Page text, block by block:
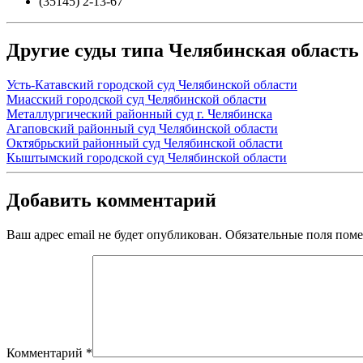
Другие суды типа Челябинская область
Усть-Катавский городской суд Челябинской области
Миасский городской суд Челябинской области
Металлургический районный суд г. Челябинска
Агаповский районный суд Челябинской области
Октябрьский районный суд Челябинской области
Кыштымский городской суд Челябинской области
Добавить комментарий
Ваш адрес email не будет опубликован. Обязательные поля
Комментарий *